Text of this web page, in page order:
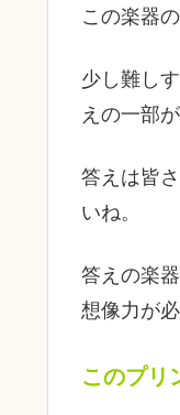
この楽器
少し難し
えの一部
答えは皆
いね。
答えの楽
想像力が
このプリ